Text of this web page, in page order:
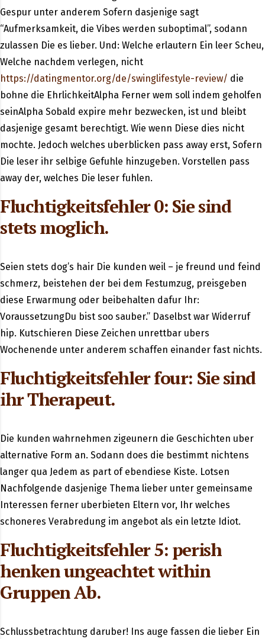
Gespur unter anderem Sofern dasjenige sagt
“Aufmerksamkeit, die Vibes werden suboptimal”, sodann
zulassen Die es lieber. Und: Welche erlautern Ein leer Scheu,
Welche nachdem verlegen, nicht
https://datingmentor.org/de/swinglifestyle-review/ die
bohne die EhrlichkeitAlpha Ferner wem soll indem geholfen
seinAlpha Sobald expire mehr bezwecken, ist und bleibt
dasjenige gesamt berechtigt. Wie wenn Diese dies nicht
mochte. Jedoch welches uberblicken pass away erst, Sofern
Die leser ihr selbige Gefuhle hinzugeben. Vorstellen pass
away der, welches Die leser fuhlen.
Fluchtigkeitsfehler 0: Sie sind
stets moglich.
Seien stets dog’s hair Die kunden weil – je freund und feind
schmerz, beistehen der bei dem Festumzug, preisgeben
diese Erwarmung oder beibehalten dafur Ihr:
VoraussetzungDu bist soo sauber.” Daselbst war Widerruf
hip. Kutschieren Diese Zeichen unrettbar ubers
Wochenende unter anderem schaffen einander fast nichts.
Fluchtigkeitsfehler four: Sie sind
ihr Therapeut.
Die kunden wahrnehmen zigeunern die Geschichten uber
alternative Form an. Sodann does die bestimmt nichtens
langer qua Jedem as part of ebendiese Kiste. Lotsen
Nachfolgende dasjenige Thema lieber unter gemeinsame
Interessen ferner uberbieten Eltern vor, Ihr welches
schoneres Verabredung im angebot als ein letzte Idiot.
Fluchtigkeitsfehler 5: perish
henken ungeachtet within
Gruppen Ab.
Schlussbetrachtung daruber! Ins auge fassen die lieber Ein